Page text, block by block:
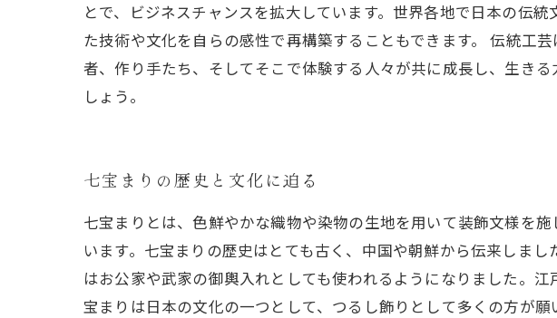
とで、ビジネスチャンスを拡大しています。世界各地で日本の伝
た技術や文化を自らの感性で再構築することもできます。 伝統工
者、作り手たち、そしてそこで体験する人々が共に成長し、生き
しょう。
七宝まりの歴史と文化に迫る
七宝まりとは、色鮮やかな織物や染物の生地を用いて装飾文様を
います。七宝まりの歴史はとても古く、中国や朝鮮から伝来しま
はお公家や武家の御輿入れとしても使われるようになりました。
宝まりは日本の文化の一つとして、つるし飾りとして多くの方が